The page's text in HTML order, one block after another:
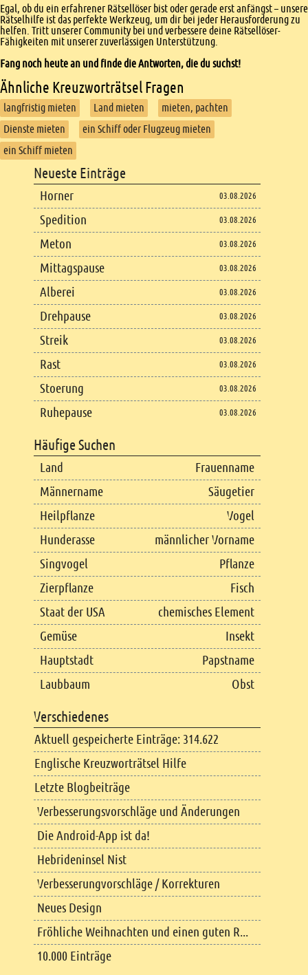
Egal, ob du ein erfahrener Rätsellöser bist oder gerade erst anfängst – unsere
Rätselhilfe ist das perfekte Werkzeug, um dir bei jeder Herausforderung zu
helfen. Tritt unserer Community bei und verbessere deine Rätsellöser-
Fähigkeiten mit unserer zuverlässigen Unterstützung.
Fang noch heute an und finde die Antworten, die du suchst!
Ähnliche Kreuzworträtsel Fragen
langfristig mieten Land mieten
mieten, pachten
Dienste mieten
ein Schiff oder Flugzeug mieten
ein Schiff mieten
Footer content
Neueste Einträge
Horner 03.08.2026
Spedition 03.08.2026
Meton 03.08.2026
Mittagspause 03.08.2026
Alberei 03.08.2026
Drehpause 03.08.2026
Streik 03.08.2026
Rast 03.08.2026
Stoerung 03.08.2026
Ruhepause 03.08.2026
Häufige Suchen
Land
Frauenname
Männername
Säugetier
Heilpflanze
Vogel
Hunderasse
männlicher Vorname
Singvogel
Pflanze
Zierpflanze
Fisch
Staat der USA
chemisches Element
Gemüse
Insekt
Hauptstadt
Papstname
Laubbaum
Obst
Verschiedenes
Aktuell gespeicherte Einträge: 314.622
Englische Kreuzworträtsel Hilfe
Letzte Blogbeiträge
Verbesserungsvorschläge und Änderungen
Die Android-App ist da!
Hebrideninsel Nist
Verbesserungvorschläge / Korrekturen
Neues Design
Fröhliche Weihnachten und einen guten R...
10.000 Einträge